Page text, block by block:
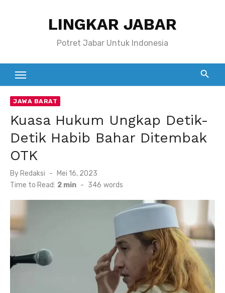
LINGKAR JABAR
Potret Jabar Untuk Indonesia
JAWA BARAT
Kuasa Hukum Ungkap Detik-
Detik Habib Bahar Ditembak
OTK
By Redaksi
Posted
on
Mei 16, 2023
Time to Read: 2 min - 346 words